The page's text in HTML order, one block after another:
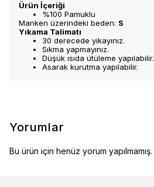
Ürün İçeriği
%100 Pamuklu
Manken üzerindeki beden: S
Yıkama Talimatı
30 derecede yıkayınız.
Sıkma yapmayınız.
Düşük ısıda ütüleme yapılabilir.
Asarak kurutma yapılabilir.
Yorumlar
Bu ürün için henüz yorum yapılmamış.